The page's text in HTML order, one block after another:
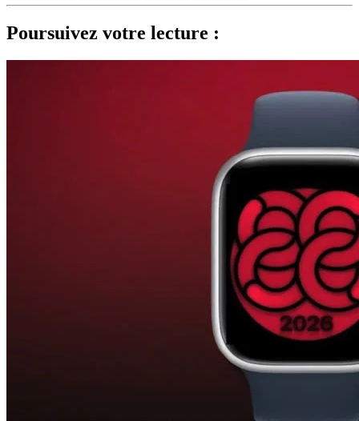
Poursuivez votre lecture :